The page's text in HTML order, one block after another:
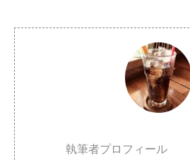
執筆者プロフィール